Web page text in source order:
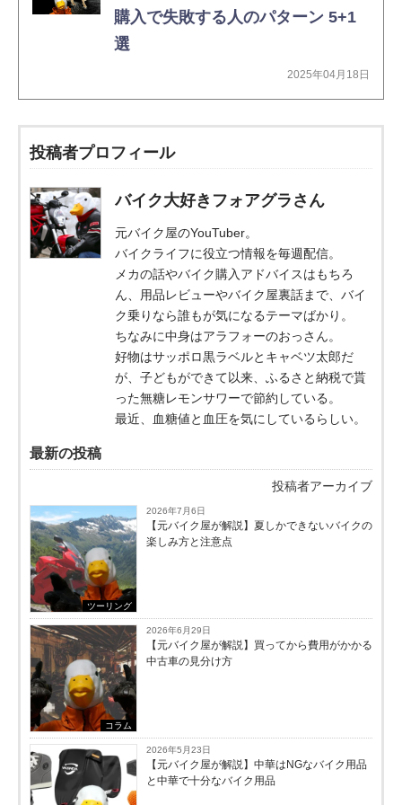
購入で失敗する人のパターン 5+1
選
2025年04月18日
投稿者プロフィール
バイク大好きフォアグラさん
元バイク屋のYouTuber。
バイクライフに役立つ情報を毎週配信。
メカの話やバイク購入アドバイスはもちろ
ん、用品レビューやバイク屋裏話まで、バイ
ク乗りなら誰もが気になるテーマばかり。
ちなみに中身はアラフォーのおっさん。
好物はサッポロ黒ラベルとキャベツ太郎だ
が、子どもができて以来、ふるさと納税で貰
った無糖レモンサワーで節約している。
最近、血糖値と血圧を気にしているらしい。
最新の投稿
投稿者アーカイブ
ツーリング
2026年7月6日
【元バイク屋が解説】夏しかできないバイクの
楽しみ方と注意点
コラム
2026年6月29日
【元バイク屋が解説】買ってから費用がかかる
中古車の見分け方
2026年5月23日
【元バイク屋が解説】中華はNGなバイク用品
と中華で十分なバイク用品